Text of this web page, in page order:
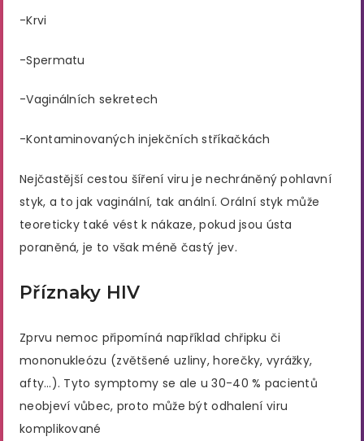
-Krvi
-Spermatu
-Vaginálních sekretech
-Kontaminovaných injekčních stříkačkách
Nejčastější cestou šíření viru je nechráněný pohlavní
styk, a to jak vaginální, tak anální. Orální styk může
teoreticky také vést k nákaze, pokud jsou ústa
poraněná, je to však méně častý jev.
Příznaky HIV
Zprvu nemoc připomíná například chřipku či
mononukleózu (zvětšené uzliny, horečky, vyrážky,
afty…). Tyto symptomy se ale u 30-40 % pacientů
neobjeví vůbec, proto může být odhalení viru
komplikované